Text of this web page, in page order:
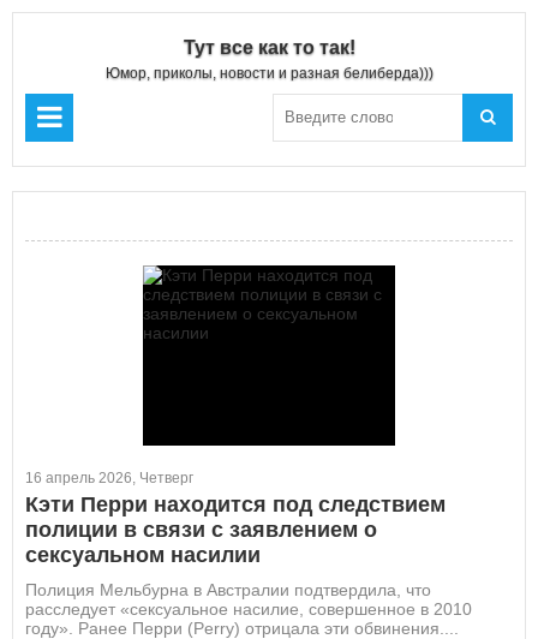
Тут все как то так!
Юмор, приколы, новости и разная белиберда)))
16 апрель 2026, Четверг
Кэти Перри находится под следствием
полиции в связи с заявлением о
сексуальном насилии
Полиция Мельбурна в Австралии подтвердила, что
расследует «сексуальное насилие, совершенное в 2010
году». Ранее Перри (Perry) отрицала эти обвинения....